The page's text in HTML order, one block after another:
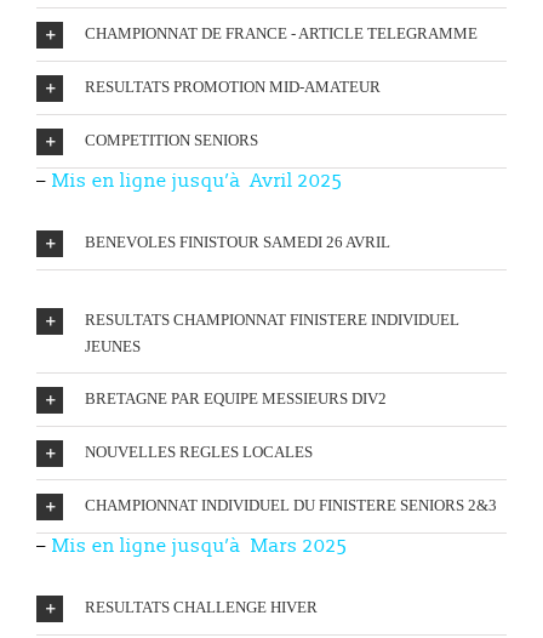
CHAMPIONNAT DE FRANCE - ARTICLE TELEGRAMME
RESULTATS PROMOTION MID-AMATEUR
COMPETITION SENIORS
– Mis en ligne jusqu’à Avril 2025
BENEVOLES FINISTOUR SAMEDI 26 AVRIL
RESULTATS CHAMPIONNAT FINISTERE INDIVIDUEL
JEUNES
BRETAGNE PAR EQUIPE MESSIEURS DIV2
NOUVELLES REGLES LOCALES
CHAMPIONNAT INDIVIDUEL DU FINISTERE SENIORS 2&3
– Mis en ligne jusqu’à Mars 2025
RESULTATS CHALLENGE HIVER